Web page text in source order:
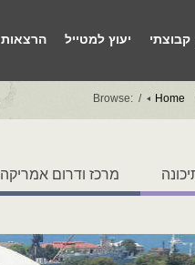
קבוצתי יעוץ למטייל הרצאות
Browse: Home
מרכז ודרום אמריקה